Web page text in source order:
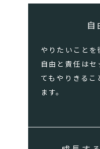
自
やりたいことを
自由と責任はセ
てもやりきるこ
ます。